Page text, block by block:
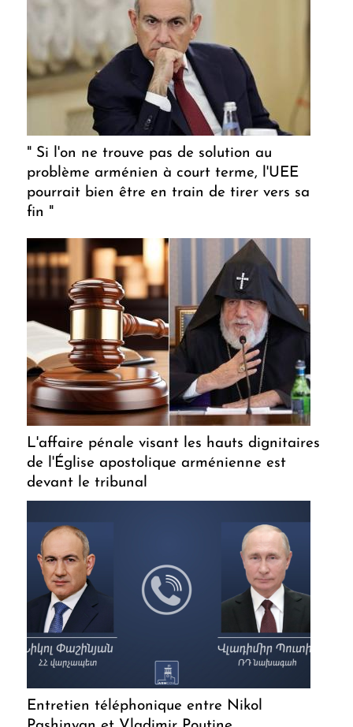
" Si l'on ne trouve pas de solution au
problème arménien à court terme, l'UEE
pourrait bien être en train de tirer vers sa
fin "
L'affaire pénale visant les hauts dignitaires
de l'Église apostolique arménienne est
devant le tribunal
Entretien téléphonique entre Nikol